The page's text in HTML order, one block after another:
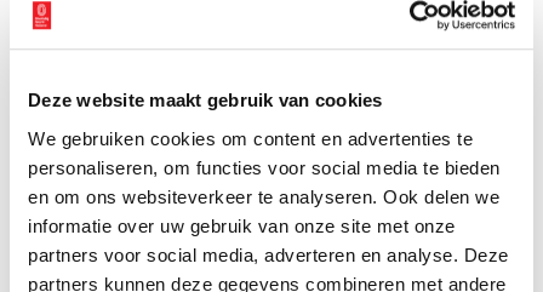
Deze website maakt gebruik van cookies
We gebruiken cookies om content en advertenties te
personaliseren, om functies voor social media te bieden
en om ons websiteverkeer te analyseren. Ook delen we
informatie over uw gebruik van onze site met onze
partners voor social media, adverteren en analyse. Deze
partners kunnen deze gegevens combineren met andere
Tijdens een opgraving in 2019 aan het Nieuwe Noord in
Hoorn werden bijzondere voorwerpen gevonden in een
zeventiende eeuws riool. Tijdens het zeven vond een
vrijwilliger van Archeologie West-Friesland zelfs een paar
gouden keelknopen!